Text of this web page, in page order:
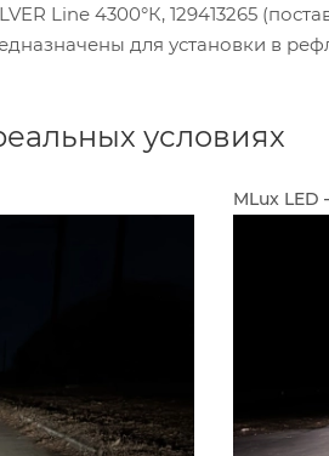
Line 4300°К, 129413265
для установки в
условиях
MLux LED